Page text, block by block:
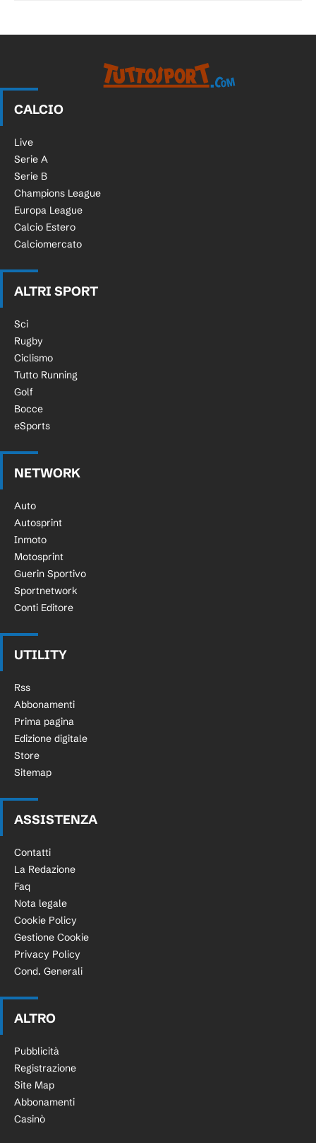
CALCIO
Live
Serie A
Serie B
Champions League
Europa League
Calcio Estero
Calciomercato
ALTRI SPORT
Sci
Rugby
Ciclismo
Tutto Running
Golf
Bocce
eSports
NETWORK
Auto
Autosprint
Inmoto
Motosprint
Guerin Sportivo
Sportnetwork
Conti Editore
UTILITY
Rss
Abbonamenti
Prima pagina
Edizione digitale
Store
Sitemap
ASSISTENZA
Contatti
La Redazione
Faq
Nota legale
Cookie Policy
Gestione Cookie
Privacy Policy
Cond. Generali
ALTRO
Pubblicità
Registrazione
Site Map
Abbonamenti
Casinò